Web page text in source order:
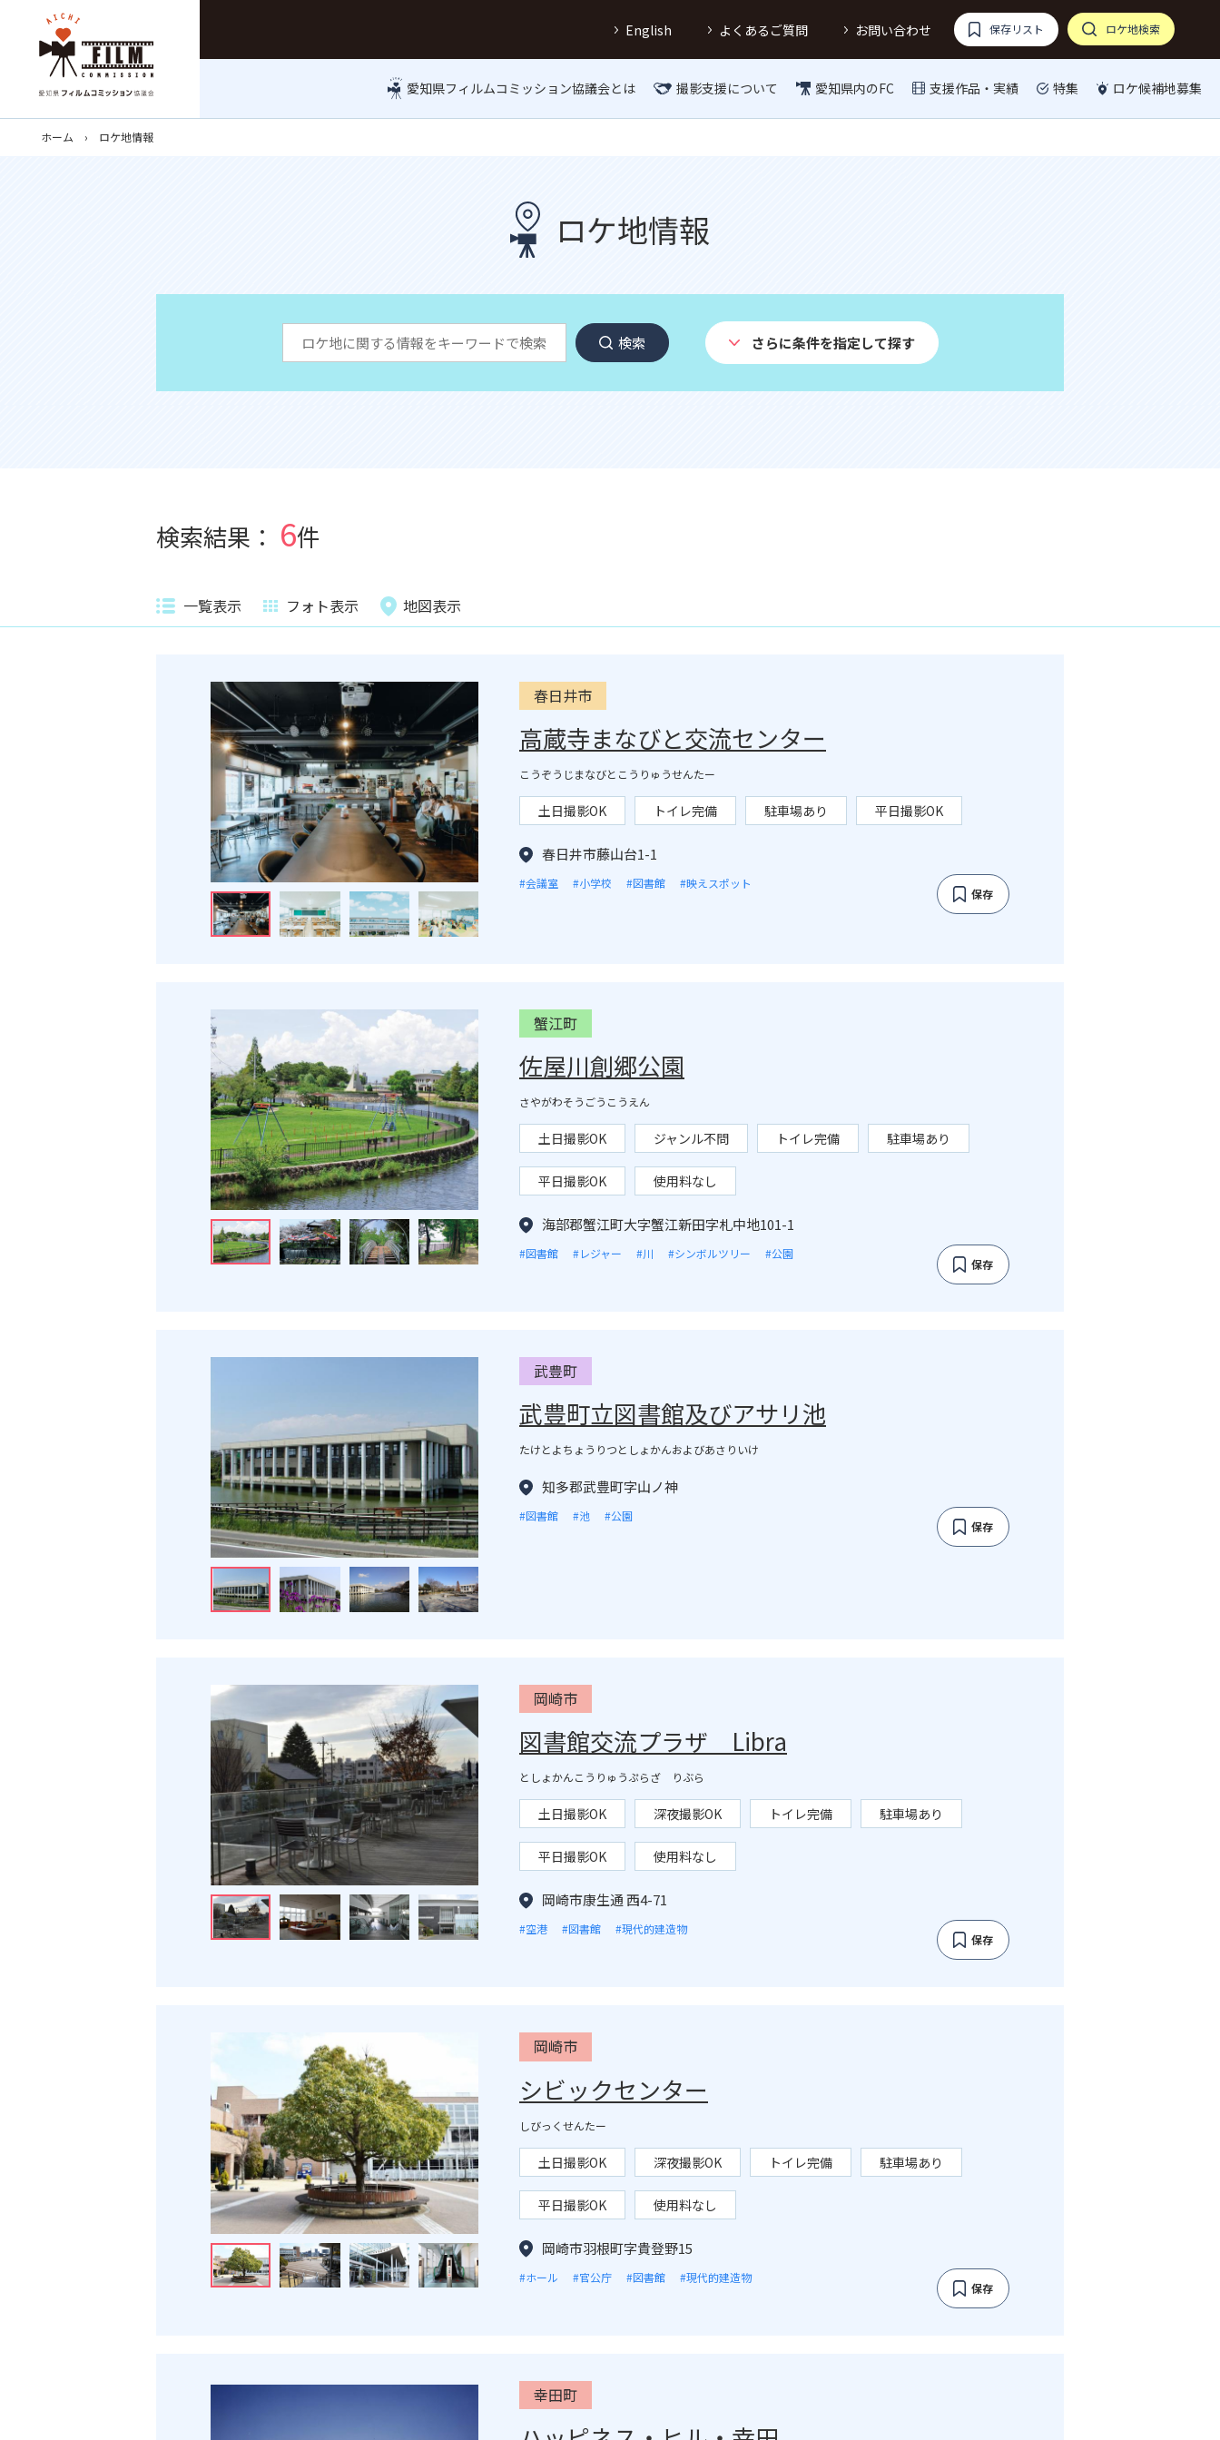
English よくあるご質問 お問い合わせ 保存リスト ロケ地検索
愛知県フィルムコミッション協議会とは 撮影支援について 愛知県内のFC 支援作品・実績 特集 ロケ候補地募集
ホーム ロケ地情報
ロケ地情報
検索 さらに条件を指定して探す
検索結果： 6件
一覧表示 フォト表示 地図表示
春日井市
高蔵寺まなびと交流センター
こうぞうじまなびとこうりゅうせんたー
土日撮影OK トイレ完備 駐車場あり 平日撮影OK
春日井市藤山台1-1
#会議室 #小学校 #図書館 #映えスポット
保存
蟹江町
佐屋川創郷公園
さやがわそうごうこうえん
土日撮影OK ジャンル不問 トイレ完備 駐車場あり
平日撮影OK 使用料なし
海部郡蟹江町大字蟹江新田字札中地101-1
#図書館 #レジャー #川 #シンボルツリー #公園
保存
武豊町
武豊町立図書館及びアサリ池
たけとよちょうりつとしょかんおよびあさりいけ
知多郡武豊町字山ノ神
#図書館 #池 #公園
保存
岡崎市
図書館交流プラザ Libra
としょかんこうりゅうぷらざ りぶら
土日撮影OK 深夜撮影OK トイレ完備 駐車場あり
平日撮影OK 使用料なし
岡崎市康生通 西4-71
#空港 #図書館 #現代的建造物
保存
岡崎市
シビックセンター
しびっくせんたー
土日撮影OK 深夜撮影OK トイレ完備 駐車場あり
平日撮影OK 使用料なし
岡崎市羽根町字貴登野15
#ホール #官公庁 #図書館 #現代的建造物
保存
幸田町